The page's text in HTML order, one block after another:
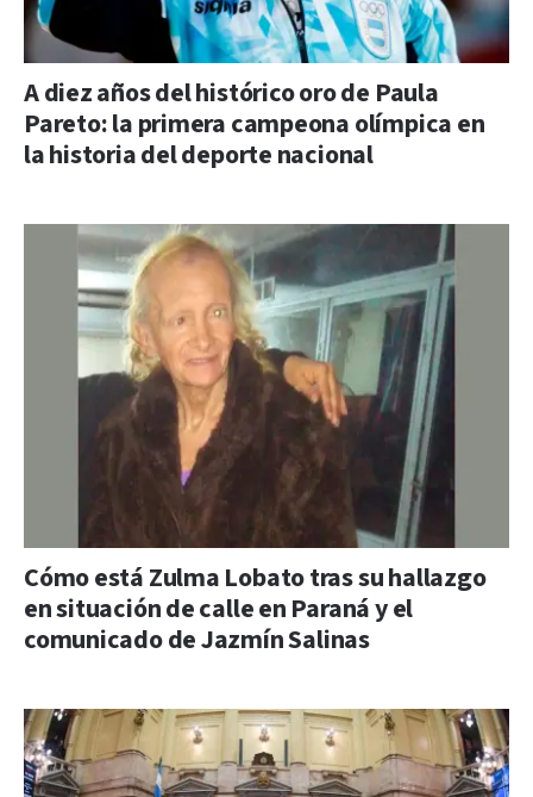
A diez años del histórico oro de Paula
Pareto: la primera campeona olímpica en
la historia del deporte nacional
Cómo está Zulma Lobato tras su hallazgo
en situación de calle en Paraná y el
comunicado de Jazmín Salinas